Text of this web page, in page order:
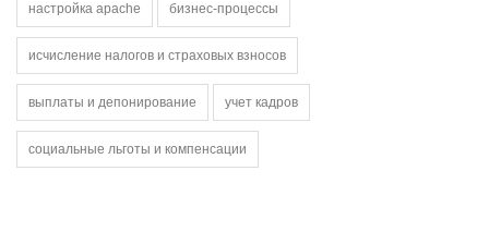
настройка apache бизнес-процессы
исчисление налогов и страховых взносов
выплаты и депонирование учет кадров
социальные льготы и компенсации